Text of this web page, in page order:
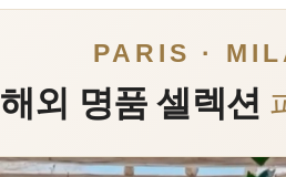
PARIS ·
해외 명품 셀렉션